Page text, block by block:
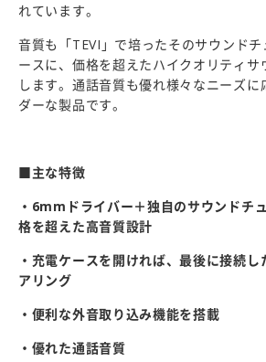
れています。
音質も「TEVI」で培ったそのサウンド
ースに、価格を超えたハイクオリティサ
します。通話音質も優れ様々なニーズに
ダーな製品です。
■主な特徴
・6mmドライバー＋独自のサウンドチ
格を超えた高音質設計
・充電ケースを開ければ、最後に接続
アリング
・便利な外音取り込み機能を搭載
・優れた通話音質